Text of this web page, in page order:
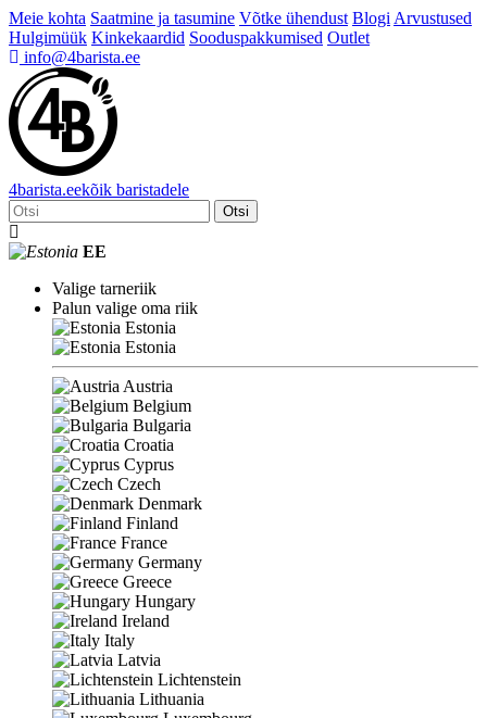
Meie kohta Saatmine ja tasumine Võtke ühendust Blogi Arvustused
Hulgimüük Kinkekaardid Sooduspakkumised Outlet
info@4barista.ee
4barista.eekõik baristadele
Otsi
EE
Valige tarneriik
Palun valige oma riik
Estonia
Estonia
Austria
Belgium
Bulgaria
Croatia
Cyprus
Czech
Denmark
Finland
France
Germany
Greece
Hungary
Ireland
Italy
Latvia
Lichtenstein
Lithuania